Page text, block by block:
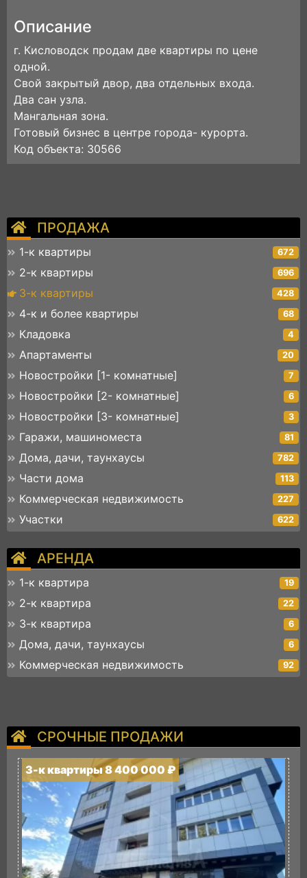
ПРОДАЖА
1-к квартиры 672
2-к квартиры 696
3-к квартиры 428
4-к и более квартиры 68
Кладовка 4
Апартаменты 20
Новостройки [1- комнатные] 7
Новостройки [2- комнатные] 6
Новостройки [3- комнатные] 3
Гаражи, машиноместа 81
Дома, дачи, таунхаусы 782
Части дома 113
Коммерческая недвижимость 227
Участки 622
АРЕНДА
1-к квартира 19
2-к квартира 22
3-к квартира 6
Дома, дачи, таунхаусы 6
Коммерческая недвижимость 92
Описание
г. Кисловодск продам две квартиры по цене
одной.
Свой закрытый двор, два отдельных входа.
Два сан узла.
Мангальная зона.
Готовый бизнес в центре города- курорта.
Код объекта: 30566
СРОЧНЫЕ ПРОДАЖИ
3-к квартиры 8 400 000 ₽